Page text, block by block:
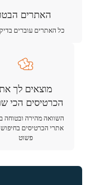
האתרים
כל האתרים עוברים
מוצאים לך
הכרטיסים הכי
השוואה מהירה ובטוחה
אתרי הכרטיסים
פשוט